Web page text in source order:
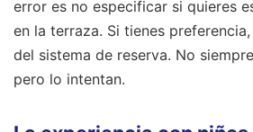
error es no especificar si quieres
en la terraza. Si tienes
del sistema de reserva. No
pero lo intentan.